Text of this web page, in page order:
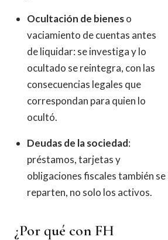
Ocultación de bieneso
vaciamiento de cuentas antes
de liquidar: se investiga y lo
ocultado se reintegra, con las
consecuencias legales que
correspondan para quien lo
ocultó.
Deudas de la sociedad:
préstamos, tarjetas y
obligaciones fiscales también se
reparten, no solo los activos.
¿Por qué con FH